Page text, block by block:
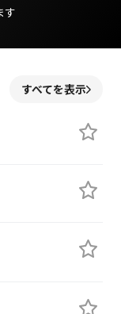
す
すべてを表示